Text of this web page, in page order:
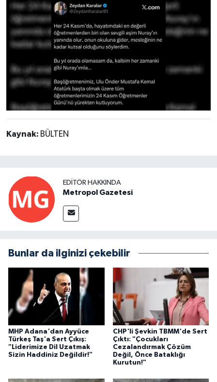
Kaynak: BÜLTEN
EDITÖR HAKKINDA
Metropol Gazetesi
Bunlar da ilginizi çekebilir
MHP Adana'dan Ayyüce
Türkeş Taş'a Sert Çıkış:
"Liderimize Dil Uzatmak
Sizin Haddiniz Değildir!"
CHP'li Şevkin TBMM'de Sert
Çıktı: "Çocukları
Cezalandırmak Çözüm
Değil, Önce Bataklığı
Kurutun!"